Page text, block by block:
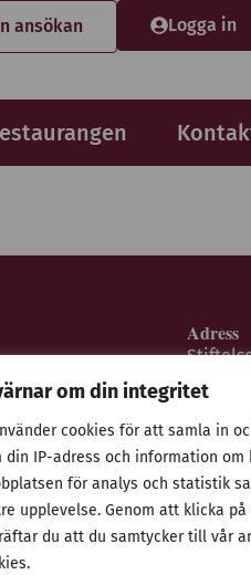
om din integritet
cookies för att samla in
din IP-adress och information om
för analys och statistik
upplevelse. Genom att klicka
du att du samtycker till vår
ansökan Logga in
Adress
© Stiftelsen Thulehem